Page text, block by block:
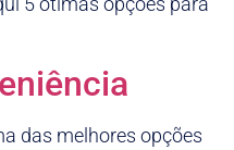
das melhores opções